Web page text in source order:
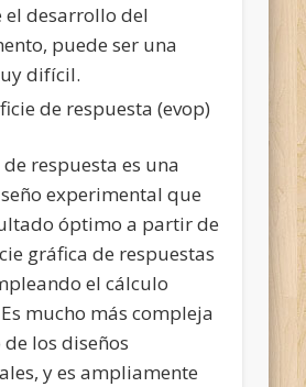
desarrollo del
puede ser una
difícil.
de respuesta (evop)
respuesta es una
experimental que
óptimo a partir de
gráfica de respuestas
el cálculo
mucho más compleja
los diseños
y es ampliamente